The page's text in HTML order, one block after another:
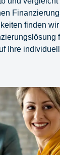
finden
Ihre